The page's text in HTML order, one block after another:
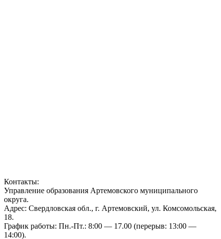
Контакты:
Управление образования Артемовского муниципального
округа.
Адрес: Свердловская обл., г. Артемовский, ул. Комсомольская,
18.
График работы: Пн.-Пт.: 8:00 — 17.00 (перерыв: 13:00 —
14:00).